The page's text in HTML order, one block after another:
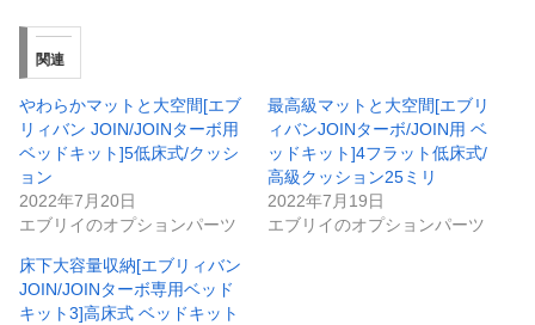
関連
やわらかマットと大空間[エブ
リィバン JOIN/JOINターボ用
ベッドキット]5低床式/クッシ
ョン
2022年7月20日
エブリイのオプションパーツ
最高級マットと大空間[エブリ
ィバンJOINターボ/JOIN用 ベ
ッドキット]4フラット低床式/
高級クッション25ミリ
2022年7月19日
エブリイのオプションパーツ
床下大容量収納[エブリィバン
JOIN/JOINターボ専用ベッド
キット3]高床式 ベッドキット